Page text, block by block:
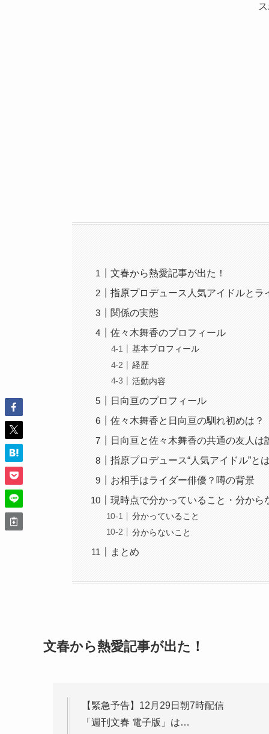
文春から熱愛記事が出た！
指原プロデュース人気アイドルとラ
関係の実態
佐々木舞香のプロフィール
基本プロフィール
経歴
活動内容
日向亘のプロフィール
佐々木舞香と日向亘の馴れ初めは？
日向亘と佐々木舞香の共通の友人は
指原プロデュース“人気アイドル”と
お相手はライダー俳優？噂の背景
現時点で分かっていること・分から
分かっていること
分からないこと
まとめ
文春から熱愛記事が出た！
【緊急予告】12月29日朝7時配信
「週刊文春 電子版」は…